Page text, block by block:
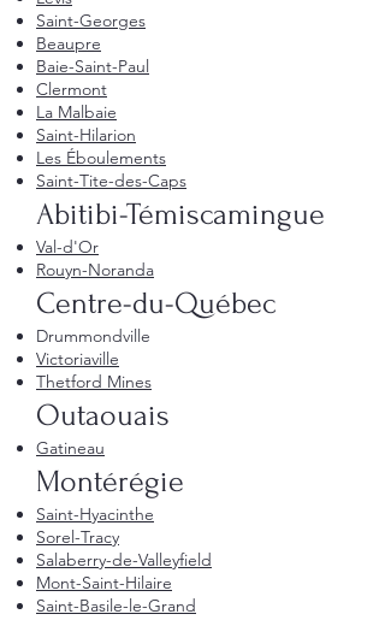
Saint-Georges
Beaupre
Baie-Saint-Paul
Clermont
La Malbaie
Saint-Hilarion
Les Éboulements
Saint-Tite-des-Caps
Abitibi-Témiscamingue
Val-d'Or
Rouyn-Noranda
Centre-du-Québec
Drummondville
Victoriaville
Thetford Mines
Outaouais
Gatineau
Montérégie
Saint-Hyacinthe
Sorel-Tracy
Salaberry-de-Valleyfield
Mont-Saint-Hilaire
Saint-Basile-le-Grand